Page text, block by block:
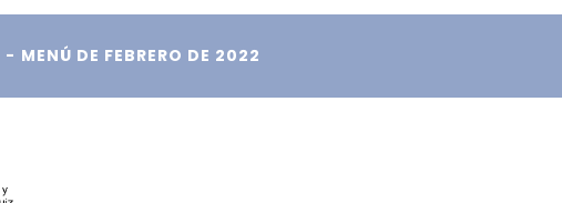
MENÚ DE FEBRERO DE 2022